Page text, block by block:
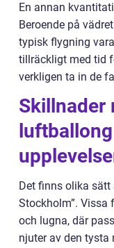
En annan
Beroende på
typisk flygning
tillräckligt med tid
verkligen ta in de
Skillnader
Det finns olika
Stockholm”. Vissa
och lugna, där
njuter av den tysta